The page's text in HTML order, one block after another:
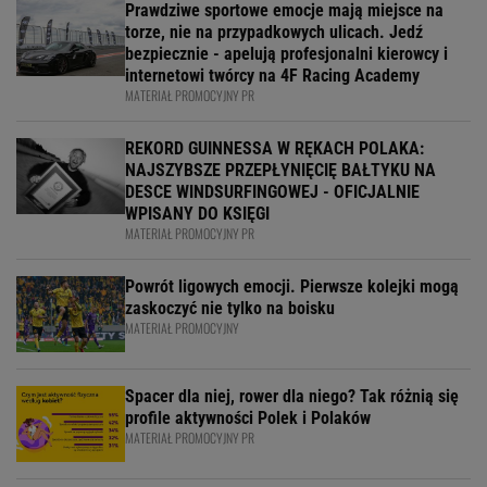
Prawdziwe sportowe emocje mają miejsce na
torze, nie na przypadkowych ulicach. Jedź
bezpiecznie - apelują profesjonalni kierowcy i
internetowi twórcy na 4F Racing Academy
MATERIAŁ PROMOCYJNY PR
REKORD GUINNESSA W RĘKACH POLAKA:
NAJSZYBSZE PRZEPŁYNIĘCIĘ BAŁTYKU NA
DESCE WINDSURFINGOWEJ - OFICJALNIE
WPISANY DO KSIĘGI
MATERIAŁ PROMOCYJNY PR
Powrót ligowych emocji. Pierwsze kolejki mogą
zaskoczyć nie tylko na boisku
MATERIAŁ PROMOCYJNY
Spacer dla niej, rower dla niego? Tak różnią się
profile aktywności Polek i Polaków
MATERIAŁ PROMOCYJNY PR